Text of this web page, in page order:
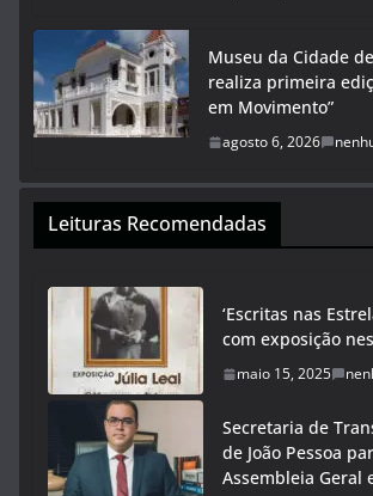
Museu da Cidade
realiza primeira
em Movimento”
agosto 6, 2026
Leituras Recomendadas
‘Escritas nas
com exposição
maio 15, 2025
Secretaria de
de João Pessoa
Assembleia Geral